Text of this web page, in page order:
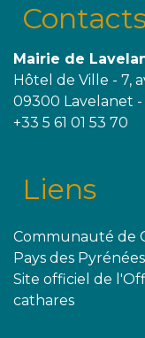
Mairie de
Hôtel de Ville - 7,
09300 Lavelanet -
+33 5 61 01 53 70
Liens
Communauté de
Pays des
Site officiel de
cathares